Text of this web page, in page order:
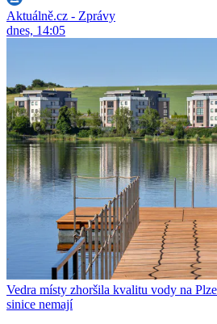
Aktuálně.cz - Zprávy
dnes, 14:05
Vedra místy zhoršila kvalitu vody na
sinice nemají